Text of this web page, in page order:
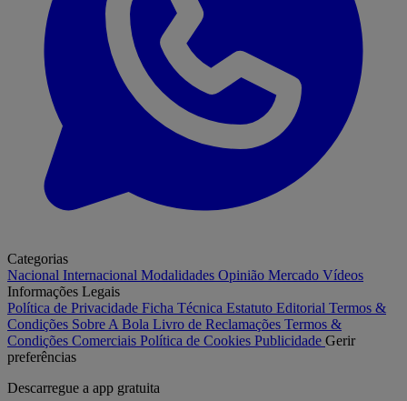
Categorias
Nacional Internacional Modalidades Opinião Mercado Vídeos
Informações Legais
Política de Privacidade Ficha Técnica Estatuto Editorial Termos &
Condições Sobre A Bola Livro de Reclamações Termos &
Condições Comerciais Política de Cookies Publicidade Gerir
preferências
Descarregue a app gratuita